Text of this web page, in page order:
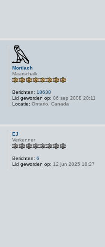
Mortlach
Maarschalk
Berichten: 18638
Lid geworden op: 06 sep 2008 20:11
Locatie: Ontario, Canada
EJ
Verkenner
Berichten: 6
Lid geworden op: 12 jun 2025 18:27